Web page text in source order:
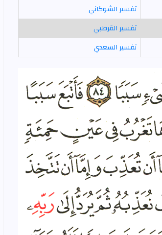
تفسير الشوكاني
تفسير القرطبي
تفسير السعدي